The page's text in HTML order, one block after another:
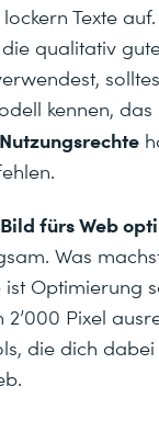
Texte auf.
qualitativ
kennen,
Nutzungsrechte
Bild fürs Web
Was
Optimierung
2’000 Pixel
die dich dabei